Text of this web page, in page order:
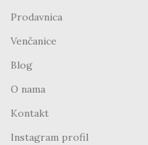
Prodavnica
Venčanice
Blog
O nama
Kontakt
Instagram profil